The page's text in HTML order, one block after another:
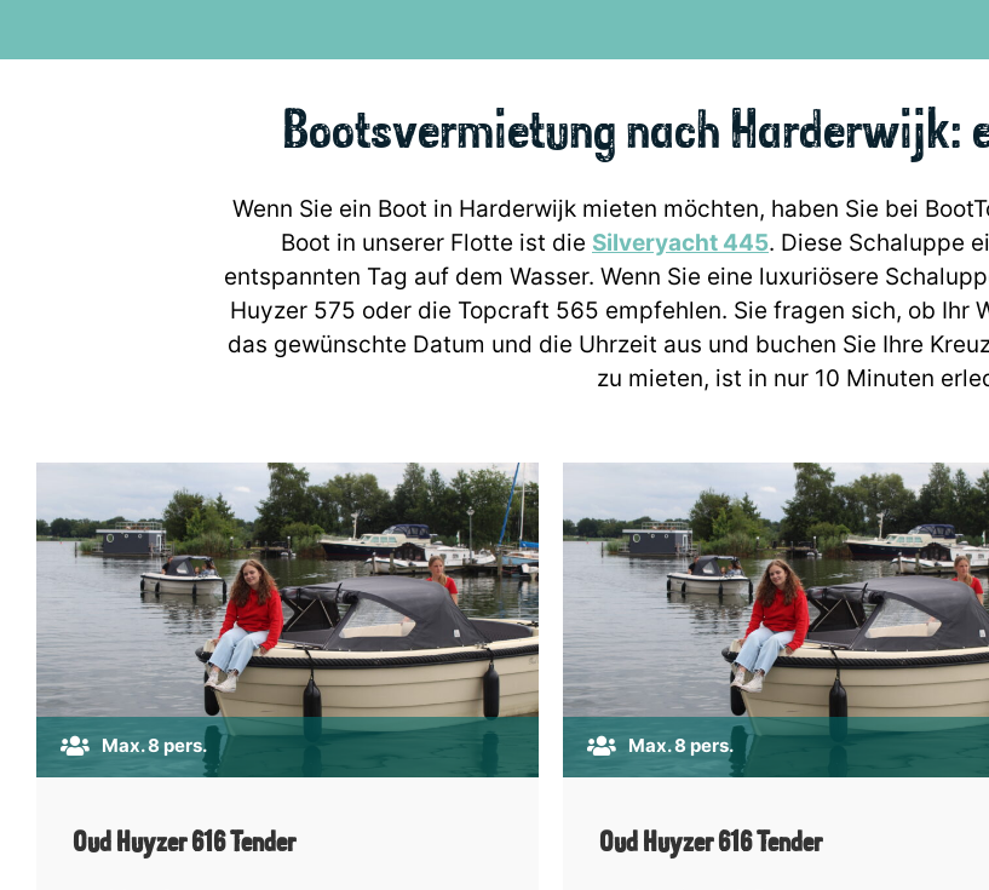
Bootsvermietung nach Harderwijk:
Wenn Sie ein Boot in Harderwijk mieten möchten, haben Sie bei
Boot in unserer Flotte ist die Silveryacht 445. Diese Schaluppe
entspannten Tag auf dem Wasser. Wenn Sie eine luxuriösere
Huyzer 575 oder die Topcraft 565 empfehlen. Sie fragen sich, ob Ihr
das gewünschte Datum und die Uhrzeit aus und buchen Sie Ihre
zu mieten, ist in nur 10 Minuten
Max. 8 pers.
Oud Huyzer 616 Tender
Max. 8 pers.
Oud Huyzer 616 Tender